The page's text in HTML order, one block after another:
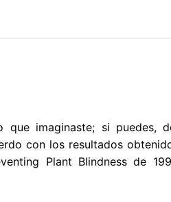
que imaginaste; si puedes,
con los resultados
Plant Blindness de